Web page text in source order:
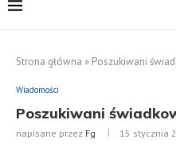
Strona główna » Poszukiwani
Wiadomości
Poszukiwani
napisane przez Fg 15 stycznia